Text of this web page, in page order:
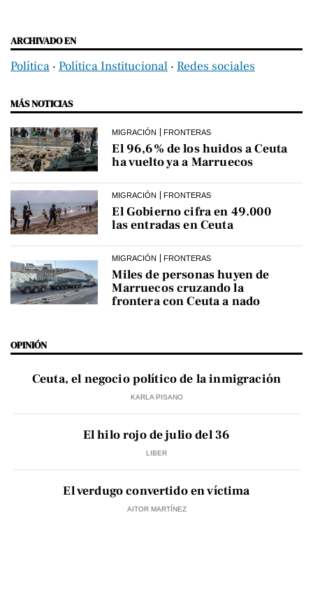
ARCHIVADO EN
Política ‧ Política Institucional ‧ Redes sociales
MÁS NOTICIAS
MIGRACIÓN FRONTERAS
El 96,6% de los huidos a Ceuta
ha vuelto ya a Marruecos
MIGRACIÓN FRONTERAS
El Gobierno cifra en 49.000
las entradas en Ceuta
MIGRACIÓN FRONTERAS
Miles de personas huyen de
Marruecos cruzando la
frontera con Ceuta a nado
OPINIÓN
Ceuta, el negocio político de la inmigración
KARLA PISANO
El hilo rojo de julio del 36
LIBER
El verdugo convertido en víctima
AITOR MARTÍNEZ